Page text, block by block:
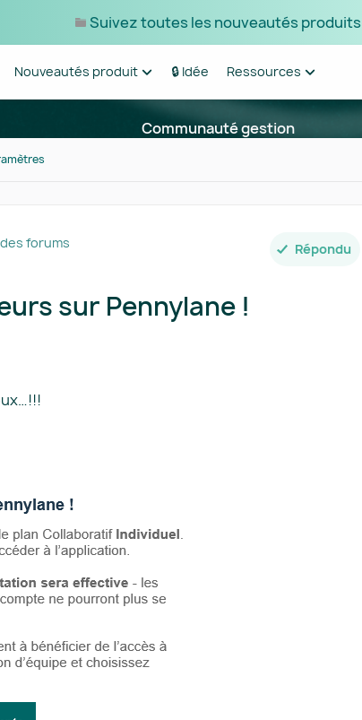
Suivez toutes les nouveautés produits
Nouveautés produit 🔒 Idée Ressources
Communauté gestion
forums Répondu
sur Pennylane !